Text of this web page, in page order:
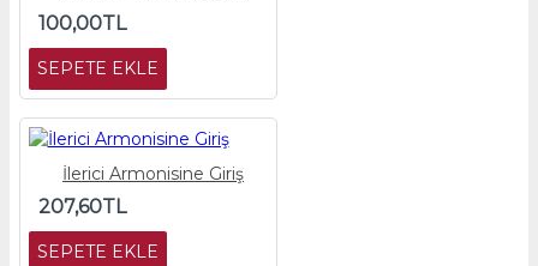
100,00TL
SEPETE EKLE
İlerici Armonisine Giriş
207,60TL
SEPETE EKLE